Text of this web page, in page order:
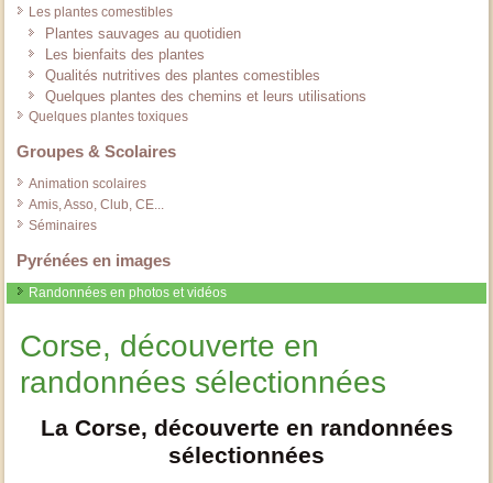
Les plantes comestibles
Plantes sauvages au quotidien
Les bienfaits des plantes
Qualités nutritives des plantes comestibles
Quelques plantes des chemins et leurs utilisations
Quelques plantes toxiques
Groupes & Scolaires
Animation scolaires
Amis, Asso, Club, CE...
Séminaires
Pyrénées en images
Randonnées en photos et vidéos
Corse, découverte en
randonnées sélectionnées
La Corse, découverte en randonnées
sélectionnées